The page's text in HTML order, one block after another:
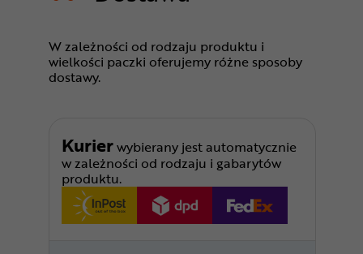
W zależności od rodzaju produktu i
wielkości paczki oferujemy różne sposoby
dostawy.
Kurierwybierany jest automatycznie
w zależności od rodzaju i gabarytów
produktu.